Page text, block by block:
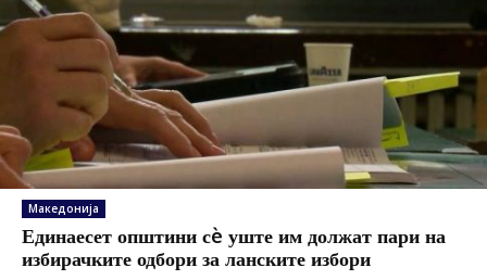
Македонија
Единаесет општини сè уште им должат пари на
избирачките одбори за ланските избори